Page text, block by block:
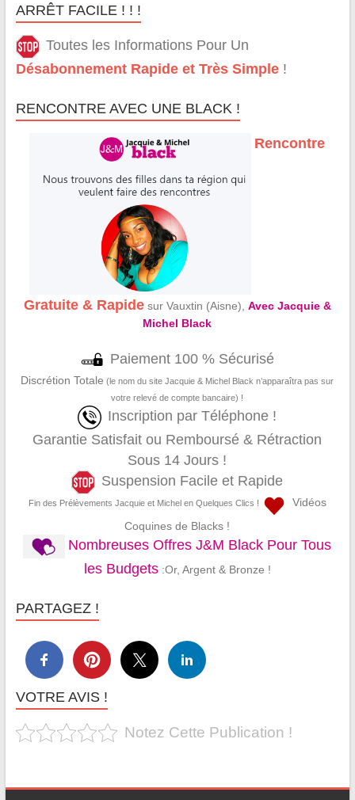
ARRÊT FACILE ! ! !
Toutes les Informations Pour Un
Désabonnement Rapide et Très Simple!
RENCONTRE AVEC UNE BLACK !
Rencontre
Gratuite & Rapidesur Vauxtin (Aisne), Avec Jacquie &
Michel Black
Paiement 100 % Sécurisé
Discrétion Totale (le nom du site Jacquie & Michel Black n’apparaîtra pas sur
votre relevé de compte bancaire) !
Inscription par Téléphone !
Garantie Satisfait ou Remboursé & Rétraction
Sous 14 Jours !
Suspension Facile et Rapide
Fin des Prélèvements Jacquie et Michel en Quelques Clics !
Vidéos
Coquines de Blacks !
Nombreuses Offres J&M Black Pour Tous
les Budgets:Or, Argent & Bronze !
PARTAGEZ !
VOTRE AVIS !
Notez Cette Publication !